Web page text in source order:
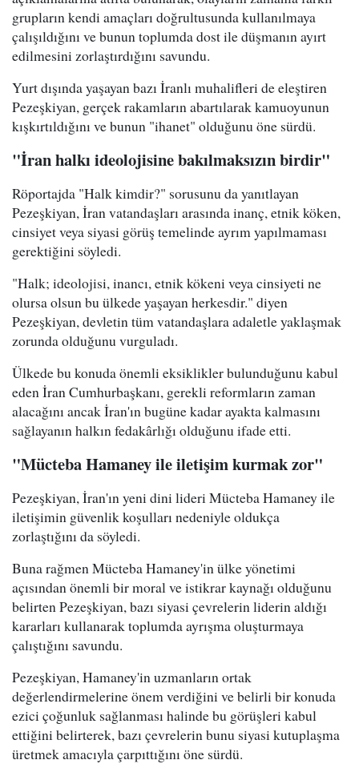
grupların kendi amaçları doğrultusunda kullanılmaya
çalışıldığını ve bunun toplumda dost ile düşmanın ayırt
edilmesini zorlaştırdığını savundu.
Yurt dışında yaşayan bazı İranlı muhalifleri de eleştiren
Pezeşkiyan, gerçek rakamların abartılarak kamuoyunun
kışkırtıldığını ve bunun "ihanet" olduğunu öne sürdü.
"İran halkı ideolojisine bakılmaksızın birdir"
Röportajda "Halk kimdir?" sorusunu da yanıtlayan
Pezeşkiyan, İran vatandaşları arasında inanç, etnik köken,
cinsiyet veya siyasi görüş temelinde ayrım yapılmaması
gerektiğini söyledi.
"Halk; ideolojisi, inancı, etnik kökeni veya cinsiyeti ne
olursa olsun bu ülkede yaşayan herkesdir." diyen
Pezeşkiyan, devletin tüm vatandaşlara adaletle yaklaşmak
zorunda olduğunu vurguladı.
Ülkede bu konuda önemli eksiklikler bulunduğunu kabul
eden İran Cumhurbaşkanı, gerekli reformların zaman
alacağını ancak İran'ın bugüne kadar ayakta kalmasını
sağlayanın halkın fedakârlığı olduğunu ifade etti.
"Mücteba Hamaney ile iletişim kurmak zor"
Pezeşkiyan, İran'ın yeni dini lideri Mücteba Hamaney ile
iletişimin güvenlik koşulları nedeniyle oldukça
zorlaştığını da söyledi.
Buna rağmen Mücteba Hamaney'in ülke yönetimi
açısından önemli bir moral ve istikrar kaynağı olduğunu
belirten Pezeşkiyan, bazı siyasi çevrelerin liderin aldığı
kararları kullanarak toplumda ayrışma oluşturmaya
çalıştığını savundu.
Pezeşkiyan, Hamaney'in uzmanların ortak
değerlendirmelerine önem verdiğini ve belirli bir konuda
ezici çoğunluk sağlanması halinde bu görüşleri kabul
ettiğini belirterek, bazı çevrelerin bunu siyasi kutuplaşma
üretmek amacıyla çarpıttığını öne sürdü.